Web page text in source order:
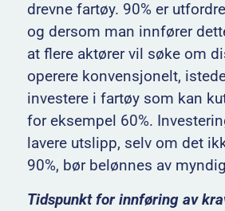
drevne fartøy. 90% er
og dersom man innfører
at flere aktører vil søke om
operere konvensjonelt,
investere i fartøy som kan
for eksempel 60%.
lavere utslipp, selv om det
90%, bør belønnes av
Tidspunkt for innføring av